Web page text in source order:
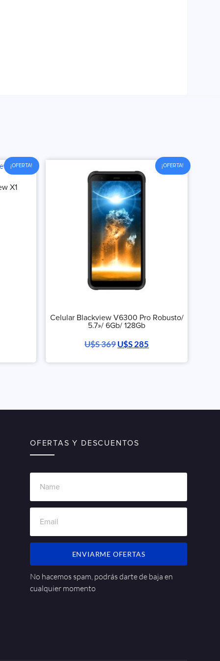
¡OFERTA!
X1
¡OFERTA!
Celular Blackview V6300 Pro Robusto/
5.7»/ 6Gb/ 128Gb
U$S369U$S285
OFERTAS Y DESCUENTOS
ENVIARME OFERTAS
No hacemos spam, podrás darte de baja en
cualquier momento